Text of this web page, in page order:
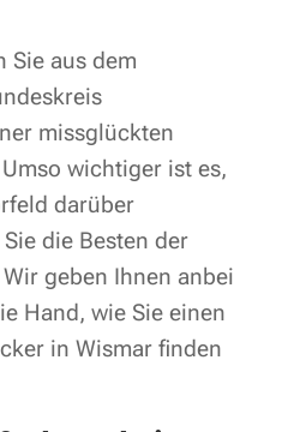
Sie aus dem
missglückten
wichtiger ist es,
darüber
die Besten der
geben Ihnen anbei
Hand, wie Sie einen
in Wismar finden